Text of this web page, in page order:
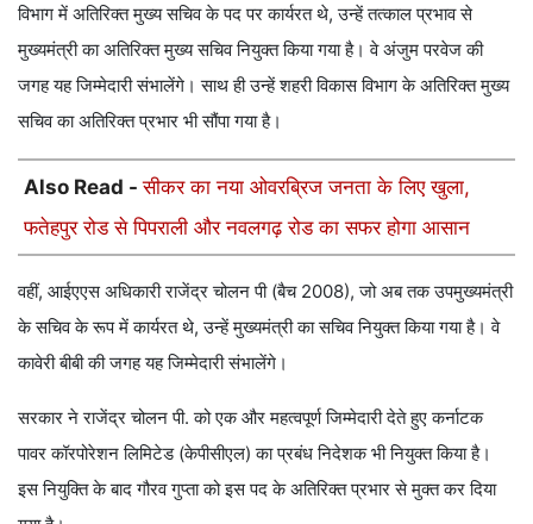
विभाग में अतिरिक्त मुख्य सचिव के पद पर कार्यरत थे, उन्हें तत्काल प्रभाव से
मुख्यमंत्री का अतिरिक्त मुख्य सचिव नियुक्त किया गया है। वे अंजुम परवेज की
जगह यह जिम्मेदारी संभालेंगे। साथ ही उन्हें शहरी विकास विभाग के अतिरिक्त मुख्य
सचिव का अतिरिक्त प्रभार भी सौंपा गया है।
Also Read -सीकर का नया ओवरब्रिज जनता के लिए खुला,
फतेहपुर रोड से पिपराली और नवलगढ़ रोड का सफर होगा आसान
वहीं, आईएएस अधिकारी राजेंद्र चोलन पी (बैच 2008), जो अब तक उपमुख्यमंत्री
के सचिव के रूप में कार्यरत थे, उन्हें मुख्यमंत्री का सचिव नियुक्त किया गया है। वे
कावेरी बीबी की जगह यह जिम्मेदारी संभालेंगे।
सरकार ने राजेंद्र चोलन पी. को एक और महत्वपूर्ण जिम्मेदारी देते हुए कर्नाटक
पावर कॉरपोरेशन लिमिटेड (केपीसीएल) का प्रबंध निदेशक भी नियुक्त किया है।
इस नियुक्ति के बाद गौरव गुप्ता को इस पद के अतिरिक्त प्रभार से मुक्त कर दिया